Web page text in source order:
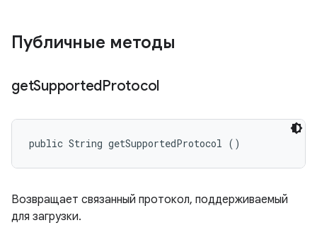
Публичные методы
getSupportedProtocol
public String getSupportedProtocol ()
Возвращает связанный протокол, поддерживаемый
для загрузки.